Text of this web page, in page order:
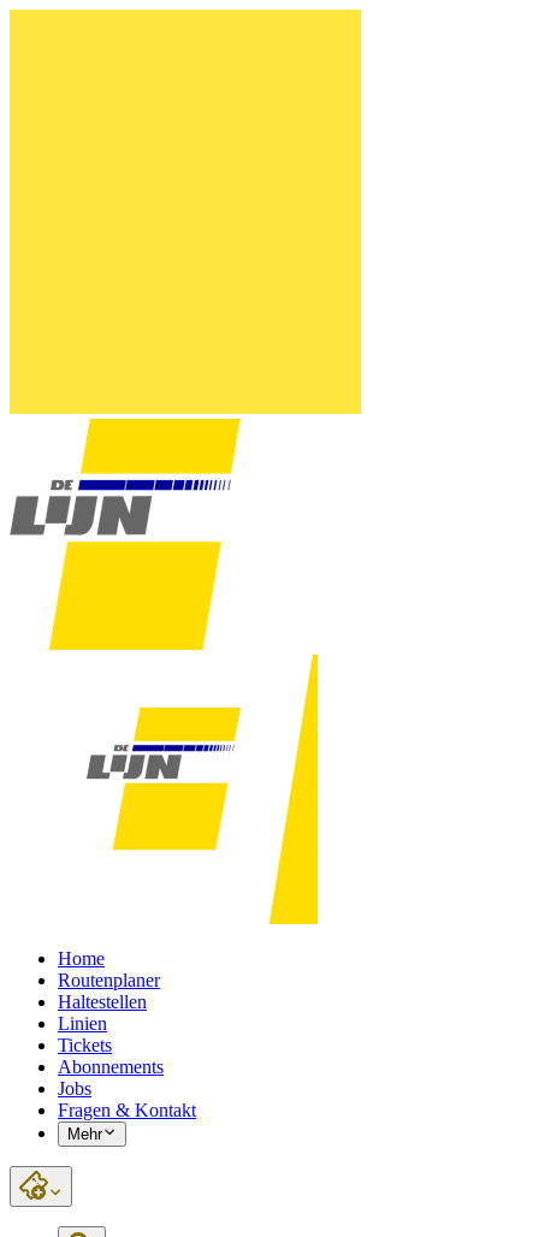
Home
Routenplaner
Haltestellen
Linien
Tickets
Abonnements
Jobs
Fragen & Kontakt
Mehr